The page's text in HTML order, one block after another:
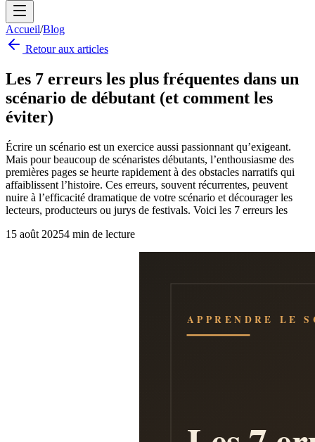
Accueil/Blog
Retour aux articles
Les 7 erreurs les plus fréquentes dans un
scénario de débutant (et comment les
éviter)
Écrire un scénario est un exercice aussi passionnant qu’exigeant.
Mais pour beaucoup de scénaristes débutants, l’enthousiasme des
premières pages se heurte rapidement à des obstacles narratifs qui
affaiblissent l’histoire. Ces erreurs, souvent récurrentes, peuvent
nuire à l’efficacité dramatique de votre scénario et décourager les
lecteurs, producteurs ou jurys de festivals. Voici les 7 erreurs les
15 août 20254 min de lecture